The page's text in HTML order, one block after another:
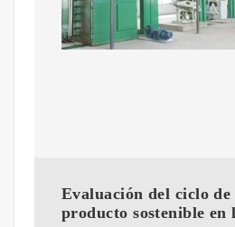
Evaluación del ciclo
producto sostenible en